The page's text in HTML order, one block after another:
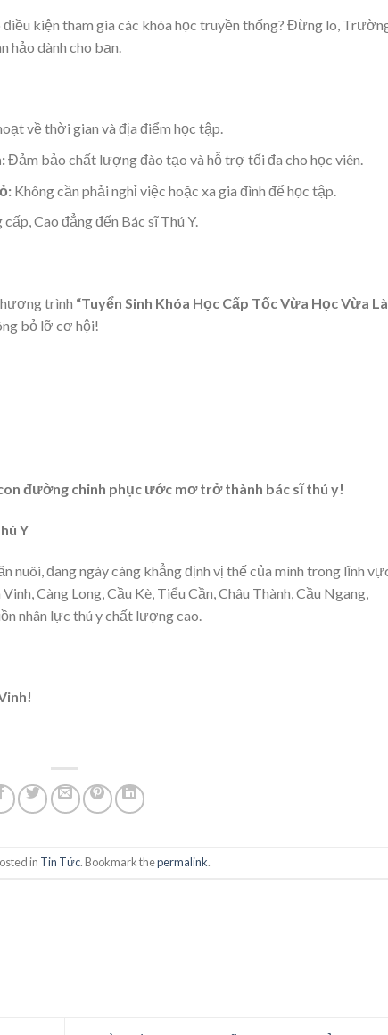
kiện tham gia các khóa học truyền thống? Đừng lo,
hảo dành cho bạn.
về thời gian và địa điểm học tập.
Đảm bảo chất lượng đào tạo và hỗ trợ tối đa cho học viên.
Không cần phải nghỉ việc hoặc xa gia đình để học tập.
Cao đẳng đến Bác sĩ Thú Y.
trình “Tuyển Sinh Khóa Học Cấp Tốc Vừa Học Vừa
bỏ lỡ cơ hội!
đường chinh phục ước mơ trở thành bác sĩ thú y!
Y
nuôi, đang ngày càng khẳng định vị thế của mình trong lĩnh
Càng Long, Cầu Kè, Tiểu Cần, Châu Thành, Cầu Ngang,
nhân lực thú y chất lượng cao.
in Tin Tức. Bookmark thepermalink.